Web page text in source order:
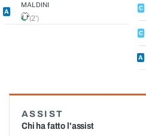
A
MALDINI
(2')
C
C
A
ASSIST
Chi ha fatto l'assist